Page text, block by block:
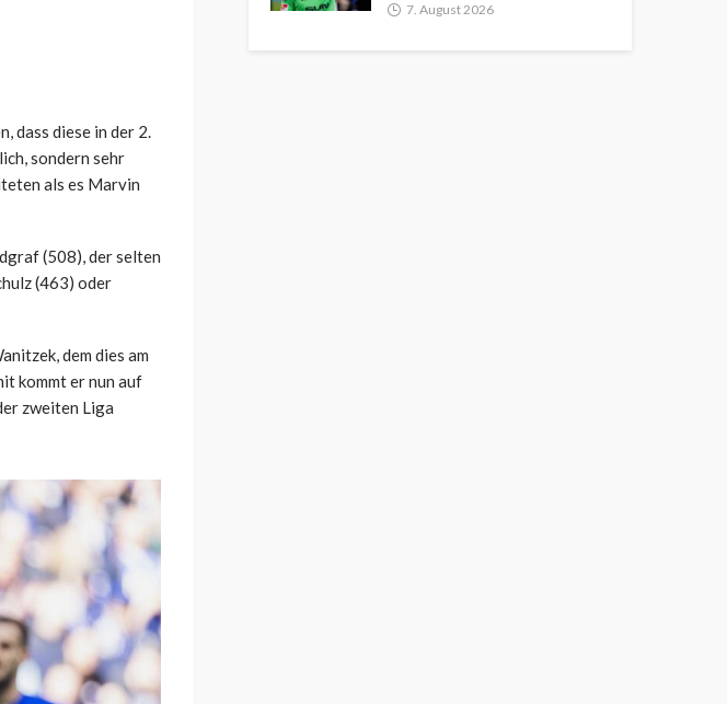
dass diese in der 2.
sondern sehr
als es Marvin
(508), der selten
(463) oder
dem dies am
kommt er nun auf
zweiten Liga
7. August 2026